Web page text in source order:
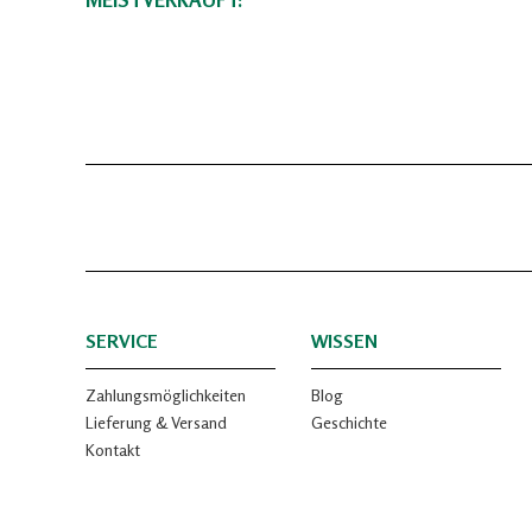
SERVICE
Zahlungsmöglichkeiten
Lieferung & Versand
Kontakt
WISSEN
Blog
Geschichte